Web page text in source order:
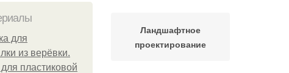
для
из верёвки.
для пластиковой
Ландшафтное
проектирование